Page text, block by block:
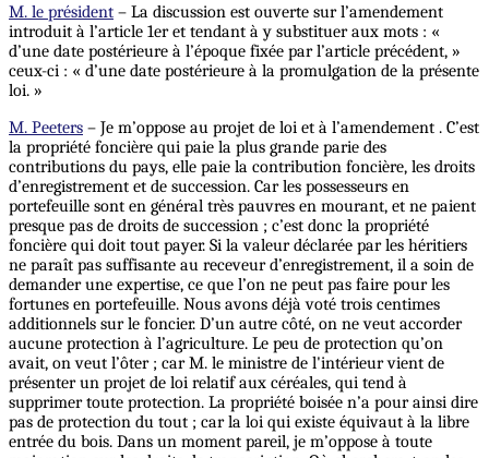
M. le président – La discussion est ouverte sur l’amendement
introduit à l’article 1er et tendant à y substituer aux mots : «
d’une date postérieure à l’époque fixée par l’article précédent, »
ceux-ci : « d’une date postérieure à la promulgation de la présente
loi. »
M. Peeters – Je m’oppose au projet de loi et à l’amendement . C’est
la propriété foncière qui paie la plus grande parie des
contributions du pays, elle paie la contribution foncière, les droits
d’enregistrement et de succession. Car les possesseurs en
portefeuille sont en général très pauvres en mourant, et ne paient
presque pas de droits de succession ; c’est donc la propriété
foncière qui doit tout payer. Si la valeur déclarée par les héritiers
ne paraît pas suffisante au receveur d’enregistrement, il a soin de
demander une expertise, ce que l’on ne peut pas faire pour les
fortunes en portefeuille. Nous avons déjà voté trois centimes
additionnels sur le foncier. D’un autre côté, on ne veut accorder
aucune protection à l’agriculture. Le peu de protection qu’on
avait, on veut l’ôter ; car M. le ministre de l'intérieur vient de
présenter un projet de loi relatif aux céréales, qui tend à
supprimer toute protection. La propriété boisée n’a pour ainsi dire
pas de protection du tout ; car la loi qui existe équivaut à la libre
entrée du bois. Dans un moment pareil, je m’oppose à toute